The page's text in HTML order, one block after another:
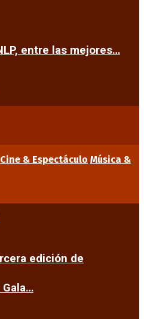
entre las mejores…
Cine & Espectáculo Música &
edición de
Gala…